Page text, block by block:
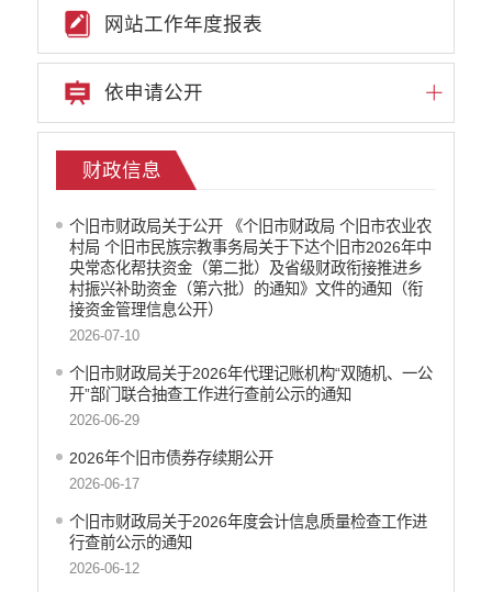
财政资金直达基层
政府集中采购
中小企业信息
行政审批信息
环保信息
价格和收费
文化、旅游
民政信息
安全生产
市场监管
户籍和出入境管理
农业发展
水务信息
林业信息
教育教学
医疗卫生
重大建设项目信息
网站工作年度报表
依申请公开
财政信息
个旧市财政局关于公开 《个旧市财政局 个旧市农业农
村局 个旧市民族宗教事务局关于下达个旧市2026年中
央常态化帮扶资金（第二批）及省级财政衔接推进乡
村振兴补助资金（第六批）的通知》文件的通知（衔
接资金管理信息公开）
2026-07-10
个旧市财政局关于2026年代理记账机构“双随机、一公
开”部门联合抽查工作进行查前公示的通知
2026-06-29
2026年个旧市债券存续期公开
2026-06-17
个旧市财政局关于2026年度会计信息质量检查工作进
行查前公示的通知
2026-06-12